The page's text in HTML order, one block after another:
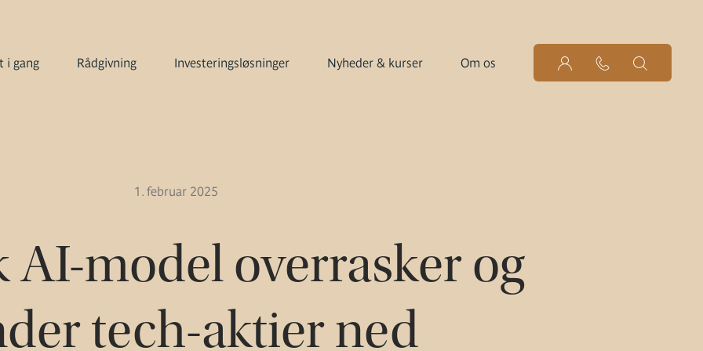
i gang Rådgivning Investeringsløsninger Nyheder & kurser Om os
1. februar 2025
AI-model overrasker og
tech-aktier ned